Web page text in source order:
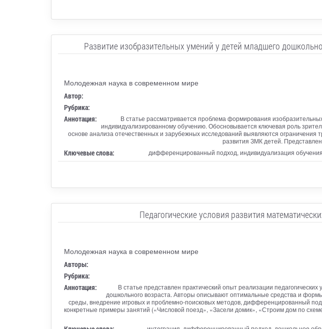
Развитие изобразительных умений у детей младшего
Молодежная наука в современном мире
Автор:
Рубрика:
Аннотация:
В статье рассматривается проблема формирования
индивидуализированному обучению. Обосновывается ключевая роль
основе анализа отечественных и зарубежных исследований выявляются
развития ЗМК детей.
Ключевые слова: дифференцированный подход, индивидуализация
Педагогические условия развития
Молодежная наука в современном мире
Авторы:
Рубрика:
Аннотация:
В статье представлен практический опыт реализации
дошкольного возраста. Авторы описывают оптимальные средства и
среды, внедрение игровых и проблемно-поисковых методов, дифференцированный
конкретные примеры занятий («Числовой поезд», «Засели домик», «Строим дом по